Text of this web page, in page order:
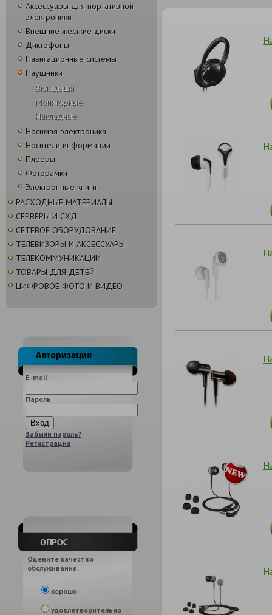
Аксессуары для портативной
электроники
Внешние жесткие диски
Диктофоны
Навигационные системы
Наушники
Вкладыши
Мониторные
Накладные
Носимая электроника
Носители информации
Плееры
Фоторамки
Электронные книги
РАСХОДНЫЕ МАТЕРИАЛЫ
СЕРВЕРЫ И СХД
СЕТЕВОЕ ОБОРУДОВАНИЕ
ТЕЛЕВИЗОРЫ И АКСЕССУАРЫ
ТЕЛЕКОММУНИКАЦИИ
ТОВАРЫ ДЛЯ ДЕТЕЙ
ЦИФРОВОЕ ФОТО И ВИДЕО
E-mail
Пароль
Забыли пароль?
Регистрация
Оцените качество
обслуживания.
хорошо
удовлетворительно